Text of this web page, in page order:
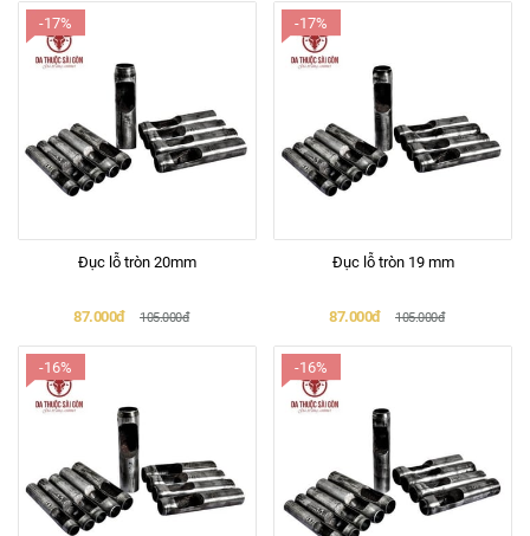
-17%
Đục lỗ tròn 20mm
87.000đ 105.000đ
-17%
Đục lỗ tròn 19 mm
87.000đ 105.000đ
-16% -16%